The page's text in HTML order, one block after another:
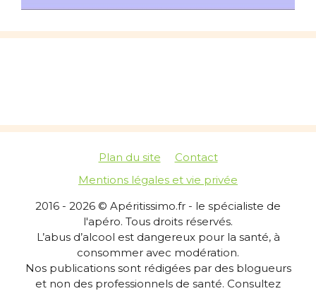
Plan du site
Contact
Mentions légales et vie privée
2016 - 2026 © Apéritissimo.fr - le spécialiste de
l'apéro. Tous droits réservés.
L’abus d’alcool est dangereux pour la santé, à
consommer avec modération.
Nos publications sont rédigées par des blogueurs
et non des professionnels de santé. Consultez